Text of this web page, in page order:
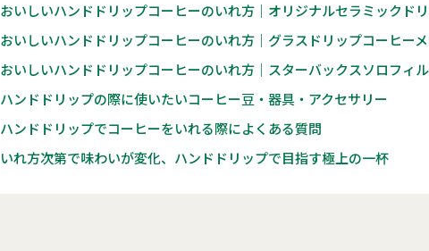
おいしいハンドドリップコーヒーのいれ方｜オリジナルセラミックド
おいしいハンドドリップコーヒーのいれ方｜グラスドリップコーヒー
おいしいハンドドリップコーヒーのいれ方｜スターバックスソロフィ
ハンドドリップの際に使いたいコーヒー豆・器具・アクセサリー
ハンドドリップでコーヒーをいれる際によくある質問
いれ方次第で味わいが変化、ハンドドリップで目指す極上の一杯